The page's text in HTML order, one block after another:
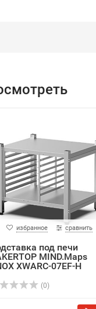
избранное сравнить
под печи
MIND.Maps
XWARC-07EF-H
(0)